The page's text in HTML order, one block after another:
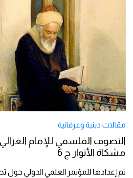
مقالات دينية وعرفانية
التصوف الفلسفي للإمام
مشكاة الأنوار ج 6
تم إعدادها للمؤتمر العلمي الدولي حول